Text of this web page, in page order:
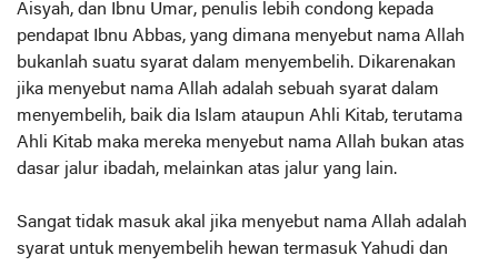
Aisyah, dan Ibnu Umar, penulis lebih condong kepada
pendapat Ibnu Abbas, yang dimana menyebut nama Allah
bukanlah suatu syarat dalam menyembelih. Dikarenakan
jika menyebut nama Allah adalah sebuah syarat dalam
menyembelih, baik dia Islam ataupun Ahli Kitab, terutama
Ahli Kitab maka mereka menyebut nama Allah bukan atas
dasar jalur ibadah, melainkan atas jalur yang lain.
Sangat tidak masuk akal jika menyebut nama Allah adalah
syarat untuk menyembelih hewan termasuk Yahudi dan